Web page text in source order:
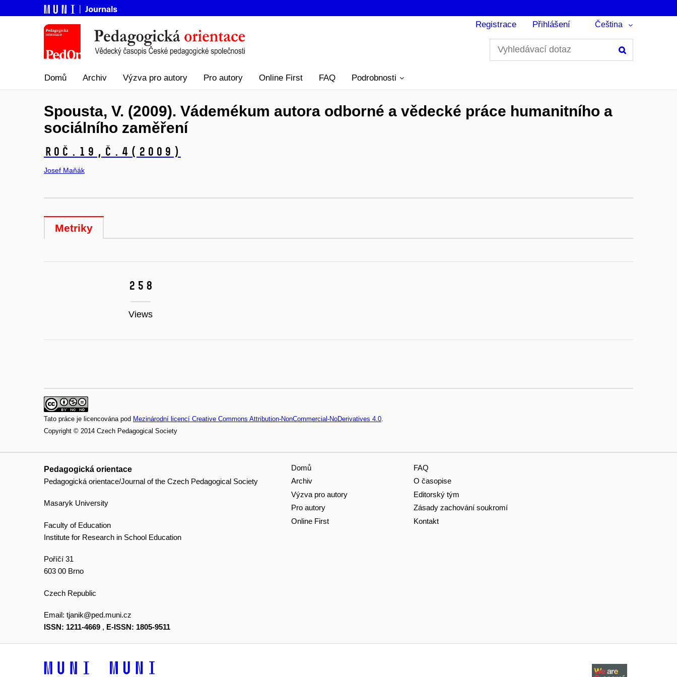
Registrace Přihlášení Čeština
Domů Archiv Výzva pro autory Pro autory Online First FAQ Podrobnosti
Spousta, V. (2009). Vádemékum autora odborné a vědecké práce humanitního a
sociálního zaměření
Roč.19, č.4 (2009)
Josef Maňák
Metriky
258
Views
Tato práce je licencována pod Mezinárodní licencí Creative Commons Attribution-NonCommercial-NoDerivatives 4.0.
Copyright © 2014 Czech Pedagogical Society
Pedagogická orientace
Pedagogická orientace/Journal of the Czech Pedagogical Society
Masaryk University
Faculty of Education
Institute for Research in School Education
Poříčí 31
603 00 Brno
Czech Republic
Email: tjanik@ped.muni.cz
ISSN: 1211-4669 , E-ISSN: 1805-9511
Domů
Archiv
Výzva pro autory
Pro autory
Online First
FAQ
O časopise
Editorský tým
Zásady zachování soukromí
Kontakt